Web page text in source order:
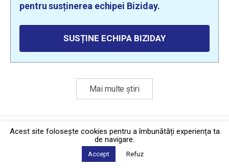
pentru susținerea echipei Biziday.
SUSȚINE ECHIPA BIZIDAY
Mai multe știri
Politica de confidențialitate·Contact
2026 © Biziday
Acest site foloseşte cookies pentru a îmbunătăți experiența ta
de navigare.
Accept Refuz